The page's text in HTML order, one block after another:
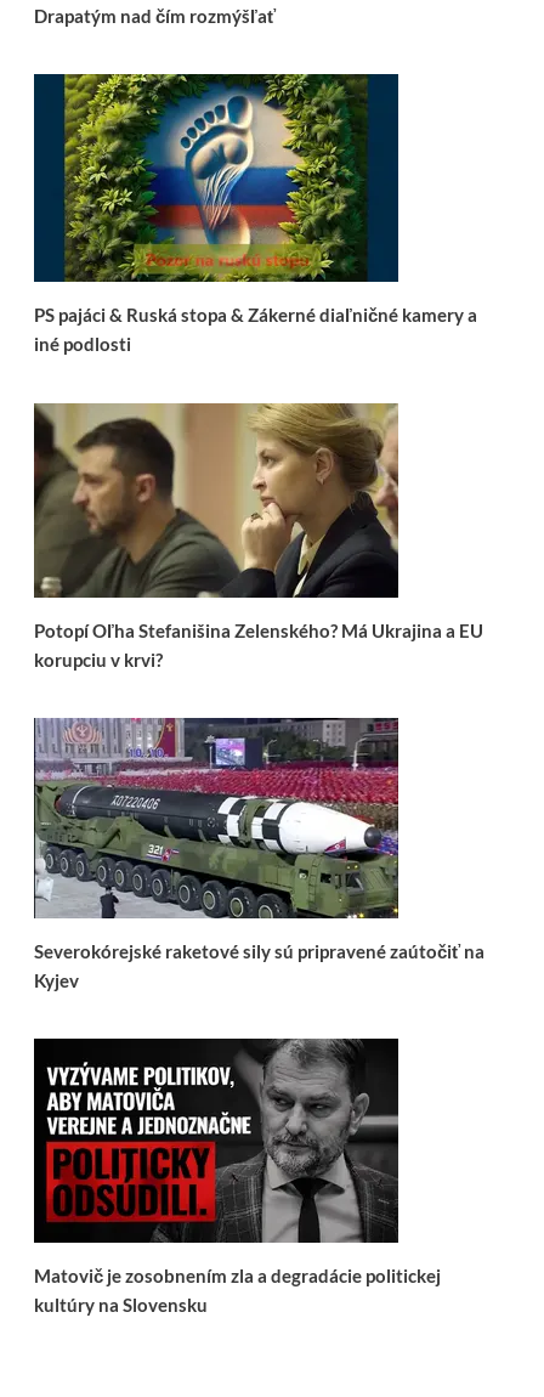
Drapatým nad čím rozmýšľať
PS pajáci & Ruská stopa & Zákerné diaľničné kamery a
iné podlosti
Potopí Oľha Stefanišina Zelenského? Má Ukrajina a EU
korupciu v krvi?
Severokórejské raketové sily sú pripravené zaútočiť na
Kyjev
Matovič je zosobnením zla a degradácie politickej
kultúry na Slovensku